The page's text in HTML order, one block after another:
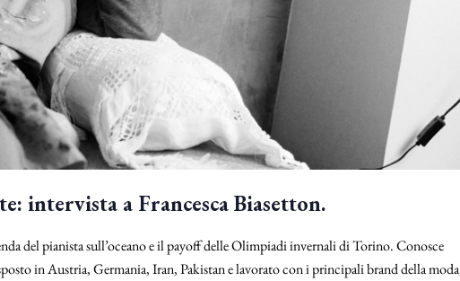
intervista a Francesca Biasetton.
del pianista sull’oceano e il payoff delle Olimpiadi invernali di Torino. Conosce
in Austria, Germania, Iran, Pakistan e lavorato con i principali brand della moda